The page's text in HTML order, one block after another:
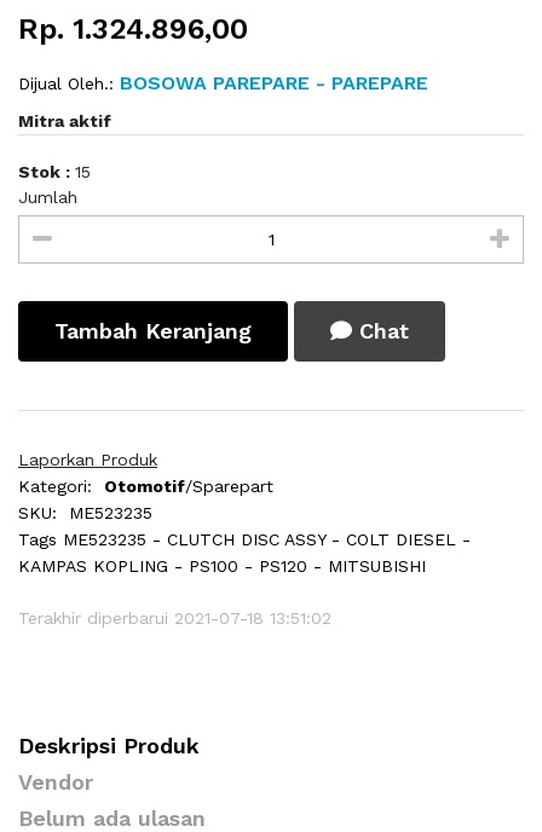
Rp. 1.324.896,00
Dijual Oleh.: BOSOWA PAREPARE - PAREPARE
Mitra aktif
Stok : 15
Jumlah
Tambah Keranjang Chat
Laporkan Produk
Kategori:
Otomotif/Sparepart
SKU:
ME523235
Tags ME523235 - CLUTCH DISC ASSY - COLT DIESEL -
KAMPAS KOPLING - PS100 - PS120 - MITSUBISHI
Terakhir diperbarui 2021-07-18 13:51:02
Deskripsi Produk
Vendor
Belum ada ulasan